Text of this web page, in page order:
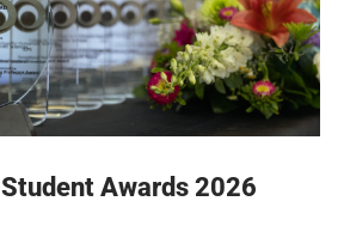
Awards 2026